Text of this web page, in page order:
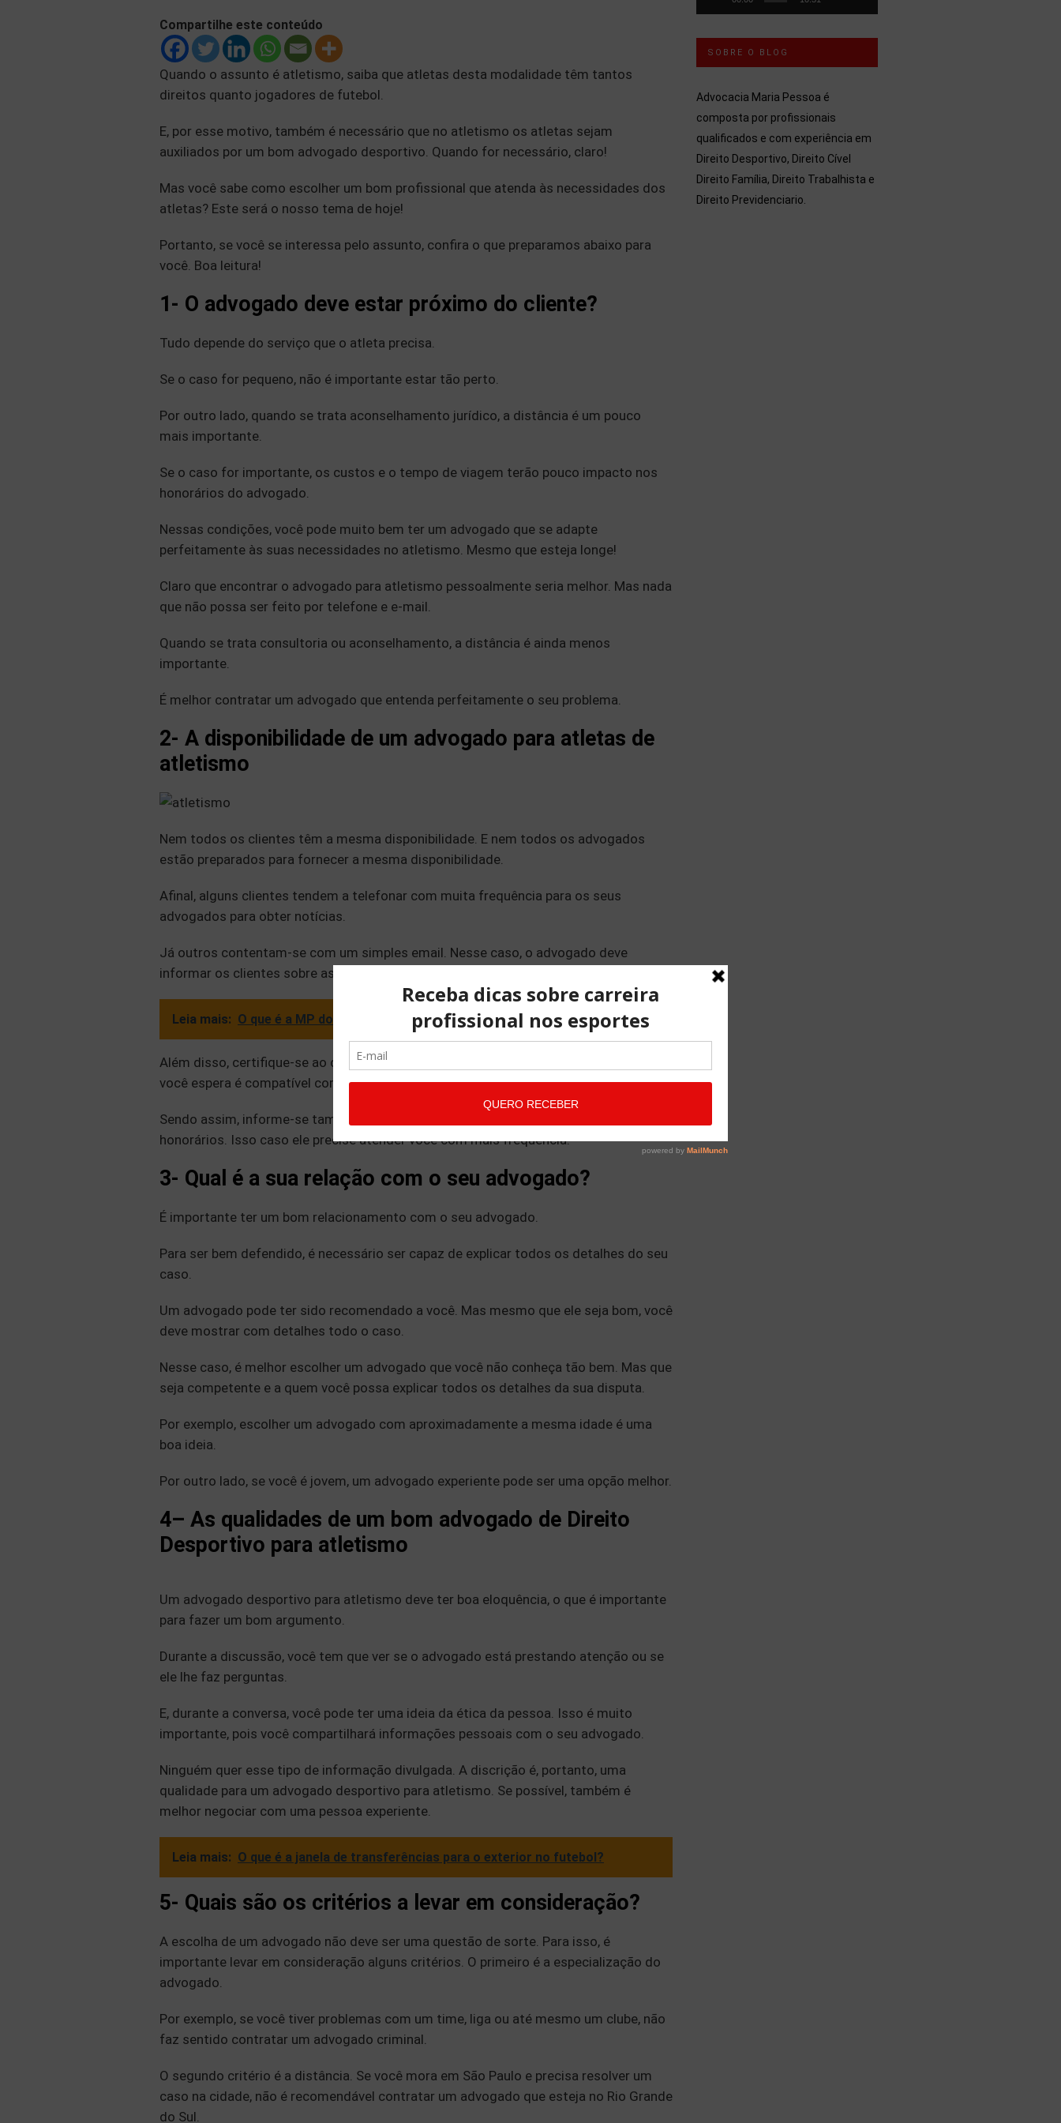
Compartilhe este conteúdo
Quando o assunto é atletismo, saiba que atletas desta modalidade têm tantos
direitos quanto jogadores de futebol.
E, por esse motivo, também é necessário que no atletismo os atletas sejam
auxiliados por um bom advogado desportivo. Quando for necessário, claro!
Mas você sabe como escolher um bom profissional que atenda às necessidades dos
atletas? Este será o nosso tema de hoje!
Portanto, se você se interessa pelo assunto, confira o que preparamos abaixo para
você. Boa leitura!
1- O advogado deve estar próximo do cliente?
Tudo depende do serviço que o atleta precisa.
Se o caso for pequeno, não é importante estar tão perto.
Por outro lado, quando se trata aconselhamento jurídico, a distância é um pouco
mais importante.
Se o caso for importante, os custos e o tempo de viagem terão pouco impacto nos
honorários do advogado.
Nessas condições, você pode muito bem ter um advogado que se adapte
perfeitamente às suas necessidades no atletismo. Mesmo que esteja longe!
Claro que encontrar o advogado para atletismo pessoalmente seria melhor. Mas nada
que não possa ser feito por telefone e e-mail.
Quando se trata consultoria ou aconselhamento, a distância é ainda menos
importante.
É melhor contratar um advogado que entenda perfeitamente o seu problema.
2- A disponibilidade de um advogado para atletas de
atletismo
Nem todos os clientes têm a mesma disponibilidade. E nem todos os advogados
estão preparados para fornecer a mesma disponibilidade.
Afinal, alguns clientes tendem a telefonar com muita frequência para os seus
advogados para obter notícias.
Já outros contentam-se com um simples email. Nesse caso, o advogado deve
informar os clientes sobre as novidades.
Leia mais: O que é a MP do mandante? Entenda!
Além disso, certifique-se ao confiar seu caso, de que o nível de disponibilidade que
você espera é compatível com a forma como seu advogado trabalha.
Sendo assim, informe-se também com o advogado se há diferenças no valor dos
honorários. Isso caso ele precise atender você com mais frequência.
3- Qual é a sua relação com o seu advogado?
É importante ter um bom relacionamento com o seu advogado.
Para ser bem defendido, é necessário ser capaz de explicar todos os detalhes do seu
caso.
Um advogado pode ter sido recomendado a você. Mas mesmo que ele seja bom, você
deve mostrar com detalhes todo o caso.
Nesse caso, é melhor escolher um advogado que você não conheça tão bem. Mas que
seja competente e a quem você possa explicar todos os detalhes da sua disputa.
Por exemplo, escolher um advogado com aproximadamente a mesma idade é uma
boa ideia.
Por outro lado, se você é jovem, um advogado experiente pode ser uma opção melhor.
4– As qualidades de um bom advogado de Direito
Desportivo para atletismo
Um advogado desportivo para atletismo deve ter boa eloquência, o que é importante
para fazer um bom argumento.
Durante a discussão, você tem que ver se o advogado está prestando atenção ou se
ele lhe faz perguntas.
E, durante a conversa, você pode ter uma ideia da ética da pessoa. Isso é muito
importante, pois você compartilhará informações pessoais com o seu advogado.
Ninguém quer esse tipo de informação divulgada. A discrição é, portanto, uma
qualidade para um advogado desportivo para atletismo. Se possível, também é
melhor negociar com uma pessoa experiente.
Leia mais: O que é a janela de transferências para o exterior no futebol?
5- Quais são os critérios a levar em consideração?
A escolha de um advogado não deve ser uma questão de sorte. Para isso, é
importante levar em consideração alguns critérios. O primeiro é a especialização do
advogado.
Por exemplo, se você tiver problemas com um time, liga ou até mesmo um clube, não
faz sentido contratar um advogado criminal.
O segundo critério é a distância. Se você mora em São Paulo e precisa resolver um
caso na cidade, não é recomendável contratar um advogado que esteja no Rio Grande
do Sul.
SOBRE O BLOG
Advocacia Maria Pessoa é
composta por profissionais
qualificados e com experiência em
Direito Desportivo, Direito Cível
Direito Família, Direito Trabalhista e
Direito Previdenciario.